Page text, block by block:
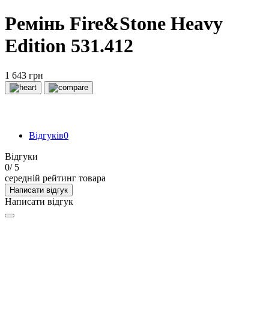
Ремінь Fire&Stone Heavy
Edition 531.412
1 643 грн
Відгуків0
Відгуки
0/ 5
середній рейтинг товара
Написати відгук
Написати відгук